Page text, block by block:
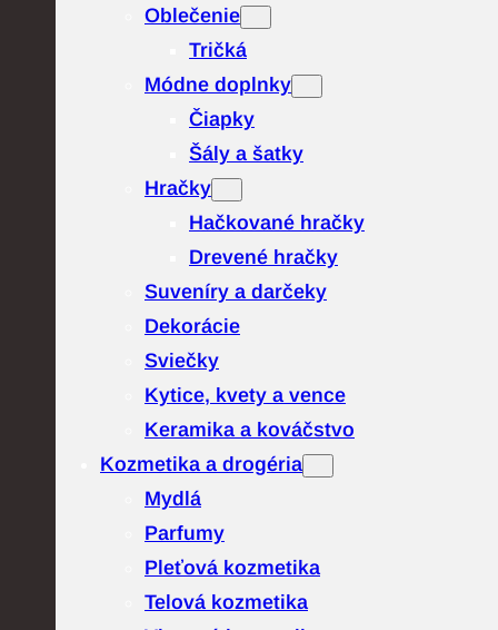
Oblečenie
Tričká
Módne doplnky
Čiapky
Šály a šatky
Hračky
Hačkované hračky
Drevené hračky
Suveníry a darčeky
Dekorácie
Sviečky
Kytice, kvety a vence
Keramika a kováčstvo
Kozmetika a drogéria
Mydlá
Parfumy
Pleťová kozmetika
Telová kozmetika